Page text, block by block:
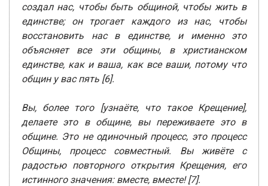
создал нас, чтобы быть общиной, чтобы жить в
единстве; он трогает каждого из нас, чтобы
восстановить нас в единстве, и именно это
объясняет все эти общины, в христианском
единстве, как и ваша, как все ваши, потому что
общин у вас пять [6].
Вы, более того [узнаёте, что такое Крещение],
делаете это в общине, вы переживаете это в
общине. Это не одиночный процесс, это процесс
Общины, процесс совместный. Вы живёте с
радостью повторного открытия Крещения, его
истинного значения: вместе, вместе! [7].